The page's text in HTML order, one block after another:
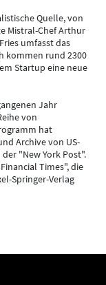
Quelle, von
Mistral-Chef Arthur
umfasst das
kommen rund 2300
Startup eine neue
Jahr
von
hat
Archive von US-
"New York Post".
Times", die
Springer-Verlag